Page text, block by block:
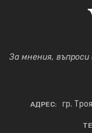
За мнения, въпроси
АДРЕС: гр.